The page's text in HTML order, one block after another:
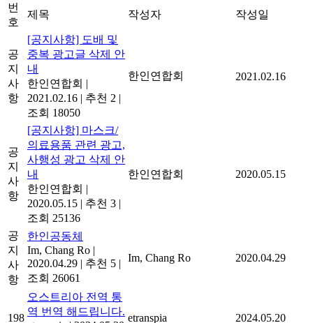
번
호
제목 작성자 작성일
공
지
사
항
[공지사항] 도배 및
중복 광고글 삭제 안
내
한인연합회 |
2021.02.16 | 추천 2 |
조회 18050
한인연합회 2021.02.16
공
지
사
항
[공지사항] 마스크/
의료용품 관련 광고,
사행성 광고 삭제 안
내
한인연합회 |
2020.05.15 | 추천 3 |
조회 25136
한인연합회 2020.05.15
공
지
사
항
한인공동체
Im, Chang Ro |
2020.04.29 | 추천 5 |
조회 26061
Im, Chang Ro 2020.04.29
198
오스트리아 전역 통
역 번역 해드립니다.
etranspia 2024.05.20